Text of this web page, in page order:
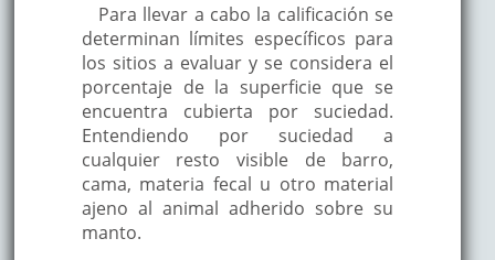
Para llevar a cabo la calificación se
determinan límites específicos para
los sitios a evaluar y se considera el
porcentaje de la superficie que se
encuentra cubierta por suciedad.
Entendiendo por suciedad a
cualquier resto visible de barro,
cama, materia fecal u otro material
ajeno al animal adherido sobre su
manto.